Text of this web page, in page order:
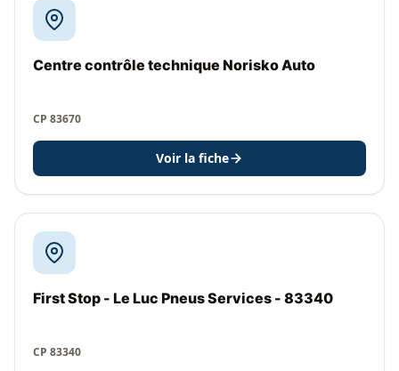
Centre contrôle technique Norisko Auto
CP 83670
Voir la fiche
First Stop - Le Luc Pneus Services - 83340
CP 83340